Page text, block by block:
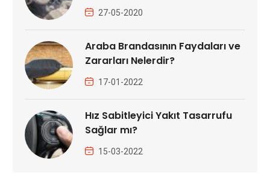
27-05-2020
Araba Brandasının Faydaları ve
Zararları Nelerdir?
17-01-2022
Hız Sabitleyici Yakıt Tasarrufu
Sağlar mı?
15-03-2022